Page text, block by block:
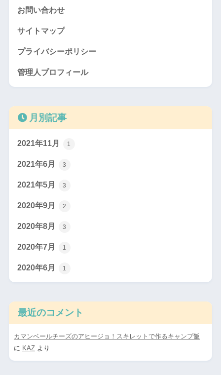
お問い合わせ
サイトマップ
プライバシーポリシー
管理人プロフィール
月別記事
2021年11月 1
2021年6月 3
2021年5月 3
2020年9月 2
2020年8月 3
2020年7月 1
2020年6月 1
最近のコメント
カマンベールチーズのアヒージョ！スキレットで作るキャンプ飯
に KAZより